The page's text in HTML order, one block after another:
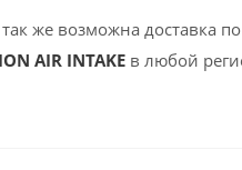
же возможна доставка по
AIR INTAKE в любой